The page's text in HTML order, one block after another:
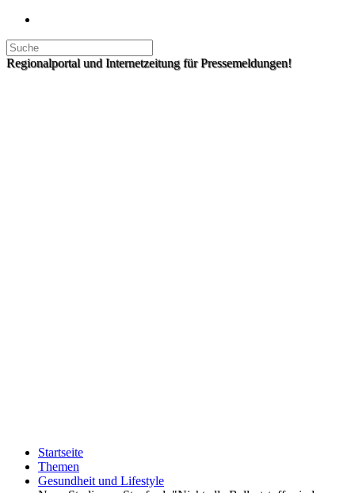
Regionalportal und Internetzeitung für Pressemeldungen!
Startseite
Themen
Gesundheit und Lifestyle